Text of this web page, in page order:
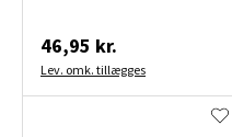
46,95 kr.
Lev. omk. tillægges